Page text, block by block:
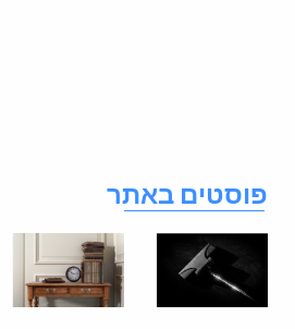
פוסטים באתר